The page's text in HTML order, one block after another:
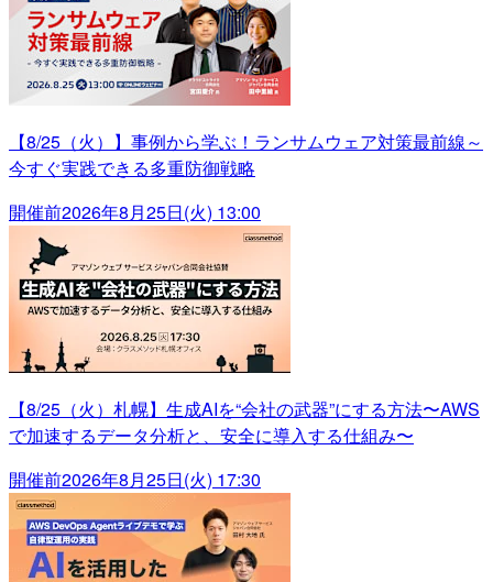
【8/25（火）】事例から学ぶ！ランサムウェア対策最前線～
今すぐ実践できる多重防御戦略
開催前2026年8月25日(火) 13:00
【8/25（火）札幌】生成AIを“会社の武器”にする方法〜AWS
で加速するデータ分析と、安全に導入する仕組み〜
開催前2026年8月25日(火) 17:30